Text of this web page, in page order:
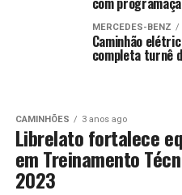
MERCEDES-BENZ
Caminhão
completa turnê
CAMINHÕES 3 anos ago
Librelato fortalece
em Treinamento
2023